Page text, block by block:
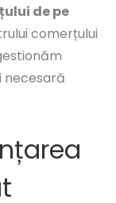
de pe
comerțului
necesară